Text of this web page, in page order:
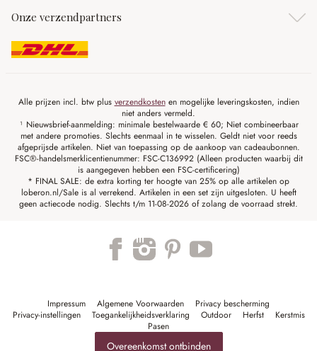
Onze verzendpartners
Alle prijzen incl. btw plus verzendkostenen mogelijke leveringskosten, indien
niet anders vermeld.
¹ Nieuwsbrief-aanmelding: minimale bestelwaarde € 60; Niet combineerbaar
met andere promoties. Slechts eenmaal in te wisselen. Geldt niet voor reeds
afgeprijsde artikelen. Niet van toepassing op de aankoop van cadeaubonnen.
FSC®-handelsmerklicentienummer: FSC-C136992 (Alleen producten waarbij dit
is aangegeven hebben een FSC-certificering)
* FINAL SALE: de extra korting ter hoogte van 25% op alle artikelen op
loberon.nl/Sale is al verrekend. Artikelen in een set zijn uitgesloten. U heeft
geen actiecode nodig. Slechts t/m 11-08-2026 of zolang de voorraad strekt.
Impressum Algemene Voorwaarden
Privacy bescherming
Privacy-instellingen
Toegankelijkheidsverklaring Outdoor Herfst
Kerstmis
Pasen
Overeenkomst ontbinden